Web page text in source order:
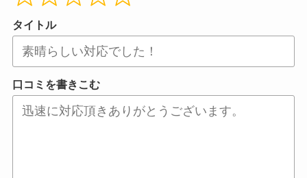
タイトル
口コミを書きこむ